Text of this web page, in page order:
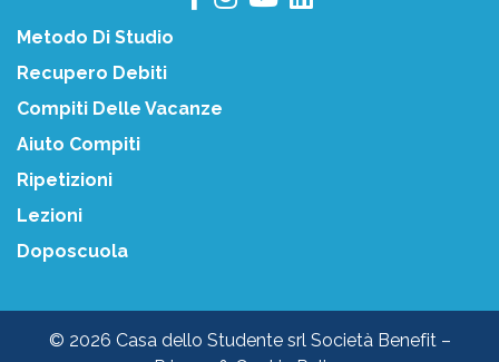
Metodo Di Studio
Recupero Debiti
Compiti Delle Vacanze
Aiuto Compiti
Ripetizioni
Lezioni
Doposcuola
© 2026 Casa dello Studente srl Società Benefit –